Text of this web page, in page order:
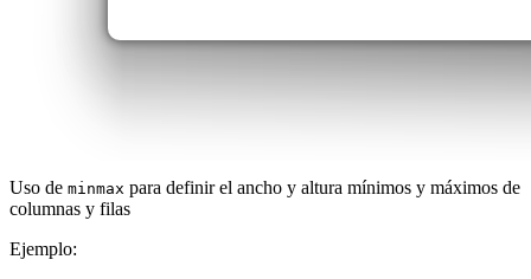
Uso de minmax para definir el ancho y altura mínimos y máximos de
columnas y filas
Ejemplo: